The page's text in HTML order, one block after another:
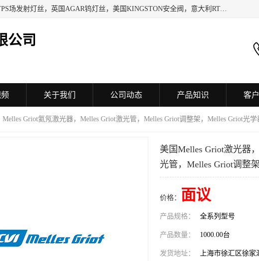
日本SHINDENGEN电磁铁，以色列KAYA采集卡，英国YPS场发射灯丝，英国AGAR钨灯丝，美国KINGSTON安全阀，意大利RTA驱动器，美国MOTT过滤器，美国GENIE过滤器，日本精线NIPPON SEISEN过滤器，法国SAPPEL水表, 德国Thyracont传感器，英国SONTAY压差传感器 美国MPC擦锡布 TB-300-MPC, 德国Matesy磁光分析仪
公司
关于我们 公司动态 产品知识 客
Griot氦氖激光器，Melles Griot激光管，Melles Griot调整架，Melles Griot光学
美国Melles Griot激光器
光管，Melles Griot调整
价格： 面议
产品规格： 全系列型号
产品数量： 1000.00台
发货地址： 上海市徐汇区徐家